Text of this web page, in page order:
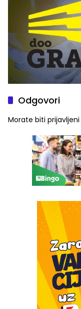
Odgovori
Morate biti prijavljeni